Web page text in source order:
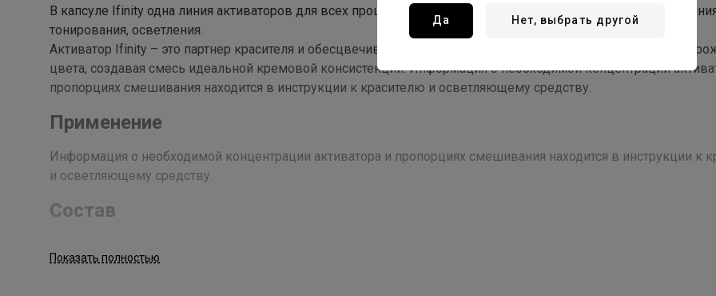
В капсуле Ifinity одна линия активаторов для всех процедур изменения цвета Ifinity Color System:
тонирования, осветления.
Активатор Ifinity – это партнер красителя и обесцвечивающего порошка в создании образа. Он активирует
цвета, создавая смесь идеальной кремовой консистенции. Информация о необходимой концентрации
пропорциях смешивания находится в инструкции к красителю и осветляющему средству.
Применение
Информация о необходимой концентрации активатора и пропорциях смешивания находится в инструкции к
и осветляющему средству.
Состав
парафин, Салициловая кислота, метакрилат ацилатов/Стеарет-20, Сополимер, Лауретсульфат натрия,
Показать полностью
Да Нет, выбрать другой